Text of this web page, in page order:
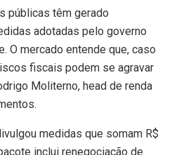
públicas têm gerado
adotadas pelo governo
O mercado entende que, caso
fiscais podem se agravar
Moliterno, head de renda
medidas que somam R$
inclui renegociação de